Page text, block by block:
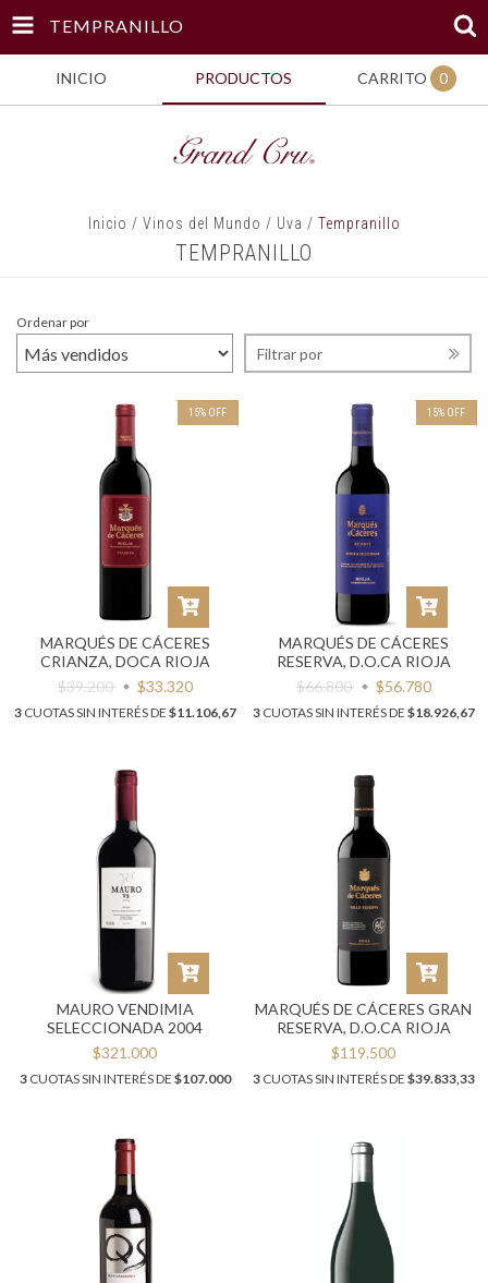
TEMPRANILLO
INICIO PRODUCTOS CARRITO 0
Inicio / Vinos del Mundo / Uva / Tempranillo
TEMPRANILLO
Ordenar por
Filtrar por
15% OFF
MARQUÉS DE CÁCERES
CRIANZA, DOCA RIOJA
$39.200
$33.320
3CUOTAS SIN INTERÉS DE $11.106,67
15% OFF
MARQUÉS DE CÁCERES
RESERVA, D.O.CA RIOJA
$66.800
$56.780
3CUOTAS SIN INTERÉS DE $18.926,67
MAURO VENDIMIA
SELECCIONADA 2004
$321.000
3CUOTAS SIN INTERÉS DE $107.000
MARQUÉS DE CÁCERES GRAN
RESERVA, D.O.CA RIOJA
$119.500
3CUOTAS SIN INTERÉS DE $39.833,33